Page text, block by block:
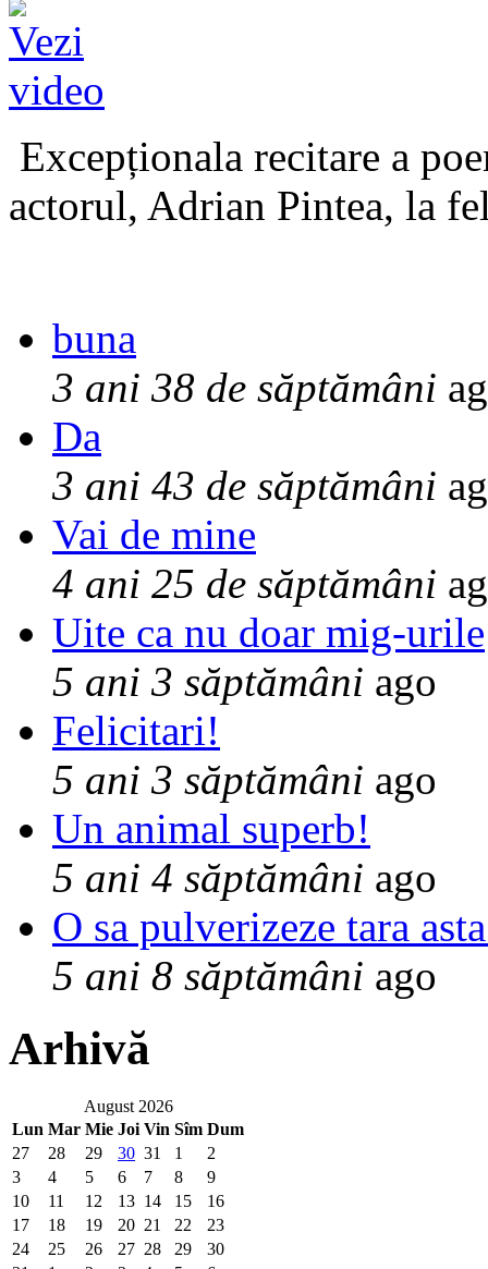
Excepționala recitare a
actorul, Adrian Pintea, la
buna
3 ani 38 de săptămâni
Da
3 ani 43 de săptămâni
Vai de mine
4 ani 25 de săptămâni
Uite ca nu doar mig-urile
5 ani 3 săptămâni ago
Felicitari!
5 ani 3 săptămâni ago
Un animal superb!
5 ani 4 săptămâni ago
O sa pulverizeze tara
5 ani 8 săptămâni ago
Arhivă
August 2026
Lun Mar Mie Joi Vin Sîm Dum
27
28 29 30 31 1
2
3
4 5 6 7 8
9
10
11 12 13 14 15
16
17
18 19 20 21 22
23
24
25 26 27 28 29
30